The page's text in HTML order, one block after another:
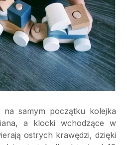
na samym początku kolejka
a klocki wchodzące w
ostrych krawędzi, dzięki